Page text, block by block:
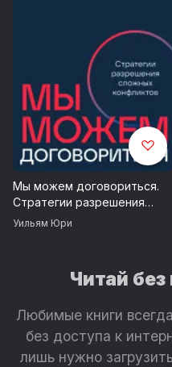
Мы можем договориться.
Стратегии разрешения
сложных конфликтов
Уильям Юри
Читай без
Любимые книги
без доступа к
лишь нужно